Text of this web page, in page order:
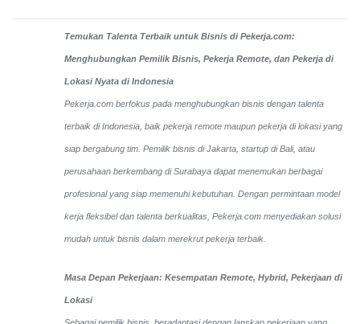
Temukan Talenta Terbaik untuk Bisnis di Pekerja.com:
Menghubungkan Pemilik Bisnis, Pekerja Remote, dan Pekerja di
Lokasi Nyata di Indonesia
Pekerja.com berfokus pada menghubungkan bisnis dengan talenta
terbaik di Indonesia, baik pekerja remote maupun pekerja di lokasi yang
siap bergabung tim. Pemilik bisnis di Jakarta, startup di Bali, atau
perusahaan berkembang di Surabaya dapat menemukan berbagai
profesional yang siap memenuhi kebutuhan. Dengan permintaan model
kerja fleksibel dan talenta berkualitas, Pekerja.com menyediakan solusi
mudah untuk bisnis dalam merekrut pekerja terbaik.
Masa Depan Pekerjaan: Kesempatan Remote, Hybrid, Pekerjaan di
Lokasi
Sebagai pemilik bisnis, beradaptasi dengan lanskap pekerjaan yang